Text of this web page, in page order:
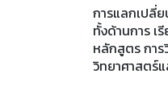
การแลกเปลี่
ทั้งด้านการ เ
หลักสูตร กา
วิทยาศาสตร์